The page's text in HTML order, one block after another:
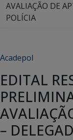
AVALIAÇÃO DE
POLÍCIA
Acadepol
EDITAL
–